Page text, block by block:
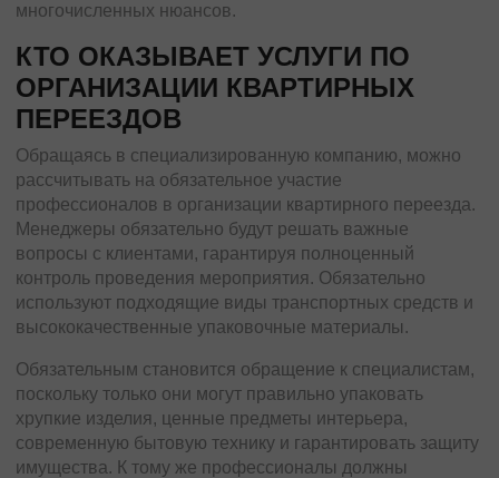
Строительное оборудование
Перевозка сельхозтехники
Тракторы
Комбайны
Башенный кран
Экскаваторы
Яхты, катера
Оборудование и техника
Длинномеры (балки, металлоконструкции)
Тяжeловеcные гpузы
Попутные перевозки
Догруз
Сборные грузы
Проектные перевозки
многочисленных нюансов.
КТО ОКАЗЫВАЕТ УСЛУГИ ПО
ОРГАНИЗАЦИИ КВАРТИРНЫХ
ПЕРЕЕЗДОВ
Обращаясь в специализированную компанию, можно
рассчитывать на обязательное участие
профессионалов в организации квартирного переезда.
Менеджеры обязательно будут решать важные
вопросы с клиентами, гарантируя полноценный
контроль проведения мероприятия. Обязательно
используют подходящие виды транспортных средств и
высококачественные упаковочные материалы.
Обязательным становится обращение к специалистам,
поскольку только они могут правильно упаковать
хрупкие изделия, ценные предметы интерьера,
современную бытовую технику и гарантировать защиту
имущества. К тому же профессионалы должны